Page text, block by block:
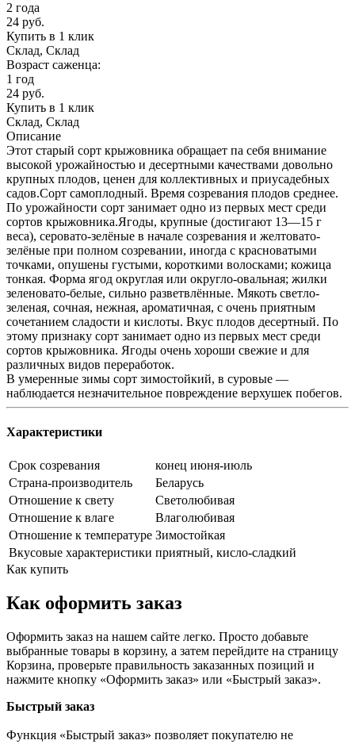
2 года
24 руб.
Купить в 1 клик
Склад, Склад
Возраст саженца:
1 год
24 руб.
Купить в 1 клик
Склад, Склад
Описание
Этот старый сорт крыжовника обращает па себя внимание
высокой урожайностью и десертными качествами довольно
крупных плодов, ценен для коллективных и приусадебных
садов.Сорт самоплодный. Время созревания плодов среднее.
По урожайности сорт занимает одно из первых мест среди
сортов крыжовника.Ягоды, крупные (достигают 13—15 г
веса), серовато-зелёные в начале созревания и желтовато-
зелёные при полном созревании, иногда с красноватыми
точками, опушены густыми, короткими волосками; кожица
тонкая. Форма ягод округлая или округло-овальная; жилки
зеленовато-белые, сильно разветвлённые. Мякоть светло-
зеленая, сочная, нежная, ароматичная, с очень приятным
сочетанием сладости и кислоты. Вкус плодов десертный. По
этому признаку сорт занимает одно из первых мест среди
сортов крыжовника. Ягоды очень хороши свежие и для
различных видов переработок.
В умеренные зимы сорт зимостойкий, в суровые —
наблюдается незначительное повреждение верхушек побегов.
Характеристики
Срок созревания
конец июня-июль
Страна-производитель
Беларусь
Отношение к свету
Светолюбивая
Отношение к влаге
Влаголюбивая
Отношение к температуре Зимостойкая
Вкусовые характеристики приятный, кисло-сладкий
Как купить
Как оформить заказ
Оформить заказ на нашем сайте легко. Просто добавьте
выбранные товары в корзину, а затем перейдите на страницу
Корзина, проверьте правильность заказанных позиций и
нажмите кнопку «Оформить заказ» или «Быстрый заказ».
Быстрый заказ
Функция «Быстрый заказ» позволяет покупателю не